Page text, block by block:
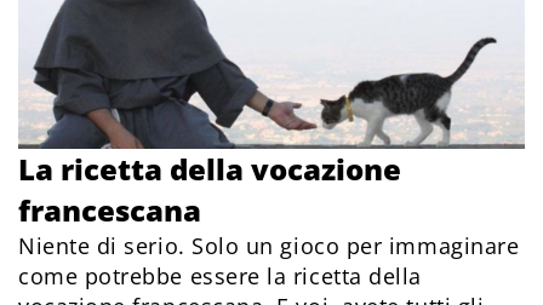
La ricetta della vocazione
francescana
Niente di serio. Solo un gioco per immaginare
come potrebbe essere la ricetta della